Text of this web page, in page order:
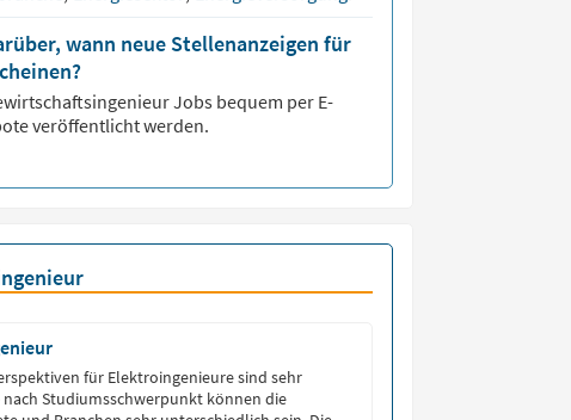
wann neue Stellenanzeigen für
Jobs bequem per E-
veröffentlicht werden.
für Elektroingenieure sind sehr
Studiumsschwerpunkt können die